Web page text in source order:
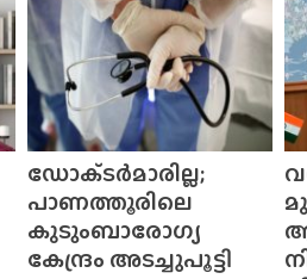
ഡോക്‌ടർമാരില്ല;
പാണത്തൂരിലെ
കുടുംബാരോഗ്യ
കേന്ദ്രം അടച്ചുപൂട്ടി